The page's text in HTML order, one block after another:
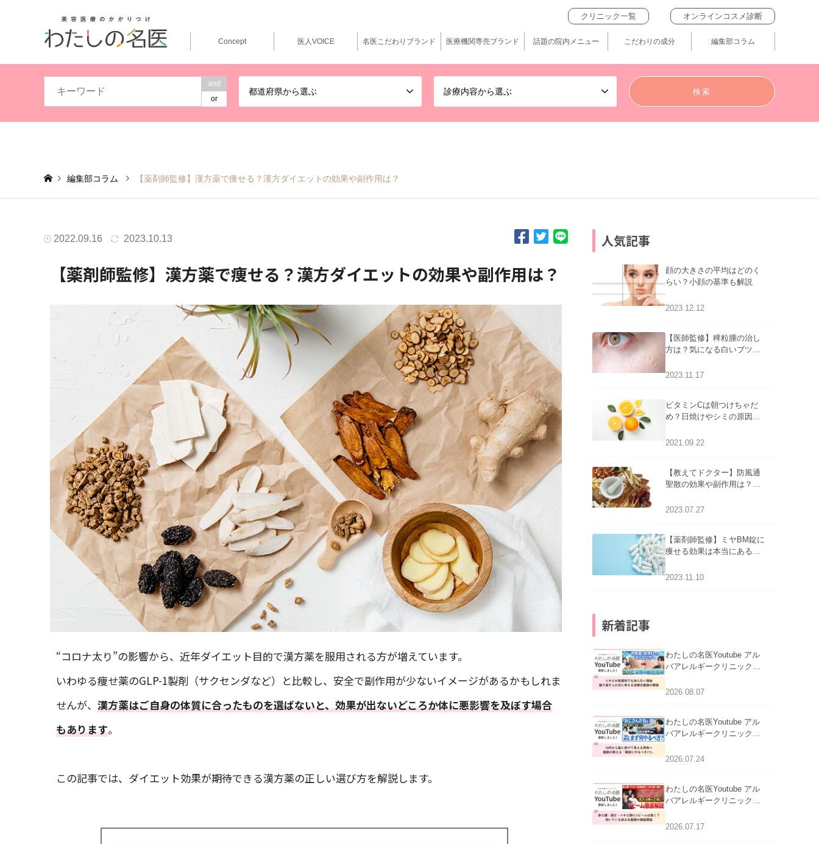
and
or
都道府県から選ぶ 診療内容から選ぶ
クリニック一覧 オンラインコスメ診断
Concept 医人VOICE 名医こだわりブランド 医療機関専売ブランド 話題の院内メニュー こだわりの成分 編集部コラム
編集部コラム 【薬剤師監修】漢方薬で痩せる？漢方ダイエットの効果や副作用は？
2022.09.16 2023.10.13
【薬剤師監修】漢方薬で痩せる？漢方ダイエットの効果や副作用は？
“コロナ太り”の影響から、近年ダイエット目的で漢方薬を服用される方が増えています。
いわゆる痩せ薬のGLP-1製剤（サクセンダなど）と比較し、安全で副作用が少ないイメージがあるかもしれま
せんが、 漢方薬はご自身の体質に合ったものを選ばないと、効果が出ないどころか体に悪影響を及ぼす場合
もあります。
この記事では、ダイエット効果が期待できる漢方薬の正しい選び方を解説します。
人気記事
顔の大きさの平均はどのく
らい？小顔の基準も解説
2023.12.12
【医師監修】稗粒腫の治し
方は？気になる白いブツブ
アについて
2023.11.17
ビタミンCは朝つけちゃだ
め？日焼けやシミの原因に
2021.09.22
【教えてドクター】防風通
聖散の効果や副作用は？長
2023.07.27
【薬剤師監修】ミヤBM錠に
痩せる効果は本当にある
2023.11.10
新着記事
わたしの名医Youtube アル
バアレルギークリニック札
らない理由｜繰り返す人が
2026.08.07
わたしの名医Youtube アル
バアレルギークリニック札
える男性へ｜医師が教える
2026.07.24
わたしの名医Youtube アル
バアレルギークリニック札
跡にVビームは効く？向い
2026.07.17